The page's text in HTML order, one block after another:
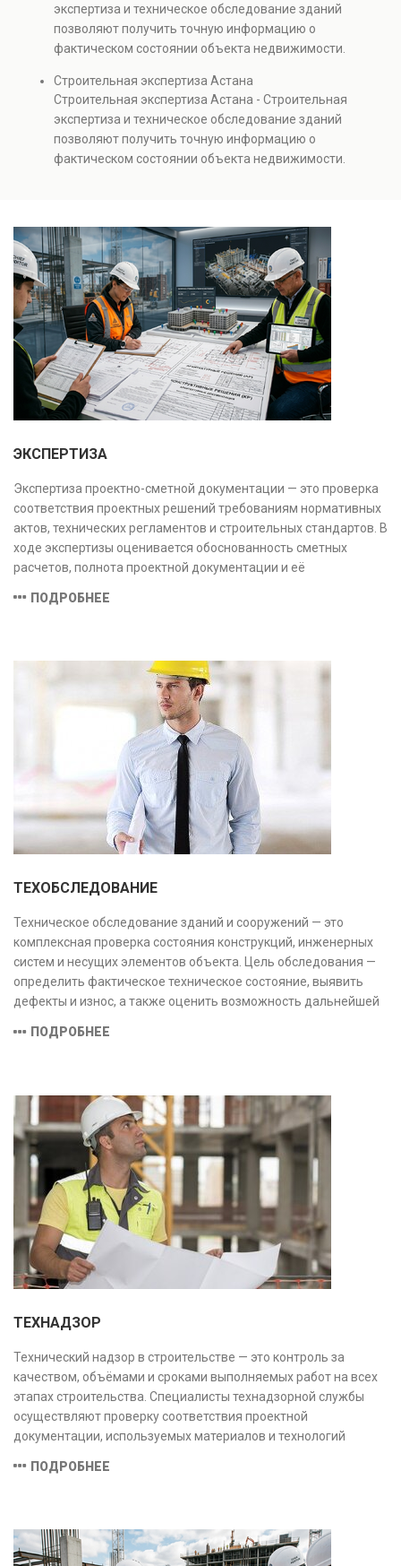
капитальном ремонте и реконструкции объектов, а
также при судебных разбирательствах и технических
проверках.
экспертиза и техническое обследование зданий
позволяют получить точную информацию о
фактическом состоянии объекта недвижимости.
инженерных систем с выявлением скрытых дефектов
и нарушений. Услуга используется для проверки
качества строительства, подготовки к реконструкции,
оценки рисков и судебных разбирательств.
Результатом является официальное техническое
Строительная экспертиза Астана
Строительная экспертиза Астана - Строительная
экспертиза и техническое обследование зданий
позволяют получить точную информацию о
фактическом состоянии объекта недвижимости.
качества строительства, подготовки к реконструкции,
оценки рисков и судебных разбирательств.
Результатом является официальное техническое
заключение, имеющее юридическую силу.
ЭКСПЕРТИЗА
Экспертиза проектно-сметной документации — это проверка
соответствия проектных решений требованиям нормативных
актов, технических регламентов и строительных стандартов. В
ходе экспертизы оценивается обоснованность сметных
расчетов, полнота проектной документации и её
предотвратить ошибки на этапе строительства и
ПОДРОБНЕЕ
ТЕХОБСЛЕДОВАНИЕ
Техническое обследование зданий и сооружений — это
комплексная проверка состояния конструкций, инженерных
систем и несущих элементов объекта. Цель обследования —
определить фактическое техническое состояние, выявить
дефекты и износ, а также оценить возможность дальнейшей
ПОДРОБНЕЕ
ТЕХНАДЗОР
Технический надзор в строительстве — это контроль за
качеством, объёмами и сроками выполняемых работ на всех
этапах строительства. Специалисты технадзорной службы
осуществляют проверку соответствия проектной
документации, используемых материалов и технологий
безопасность и надёжность объекта.
ПОДРОБНЕЕ